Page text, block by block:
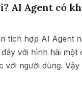
AI Agent có
tích hợp AI Agent
với hình hài một
với người dùng.